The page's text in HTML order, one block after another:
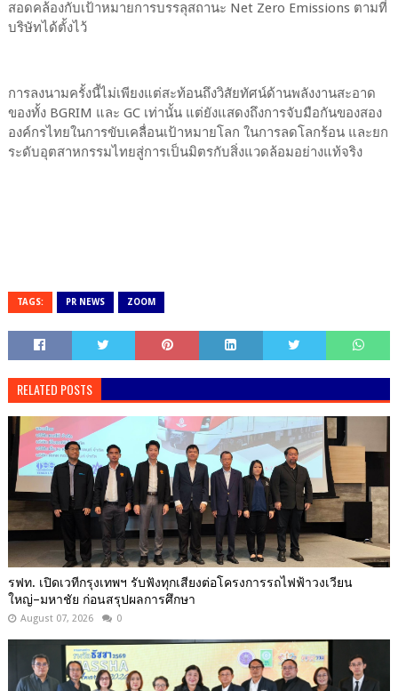
สอดคล้องกับเป้าหมายการบรรลุสถานะ Net Zero Emissions ตามที่
บริษัทได้ตั้งไว้
การลงนามครั้งนี้ไม่เพียงแต่สะท้อนถึงวิสัยทัศน์ด้านพลังงานสะอาด
ของทั้ง BGRIM และ GC เท่านั้น แต่ยังแสดงถึงการจับมือกันของสอง
องค์กรไทยในการขับเคลื่อนเป้าหมายโลก ในการลดโลกร้อน และยก
ระดับอุตสาหกรรมไทยสู่การเป็นมิตรกับสิ่งแวดล้อมอย่างแท้จริง
TAGS: PR NEWS ZOOM
RELATED POSTS
รฟท. เปิดเวทีกรุงเทพฯ รับฟังทุกเสียงต่อโครงการรถไฟฟ้าวงเวียน
ใหญ่–มหาชัย ก่อนสรุปผลการศึกษา
August 07, 2026 0